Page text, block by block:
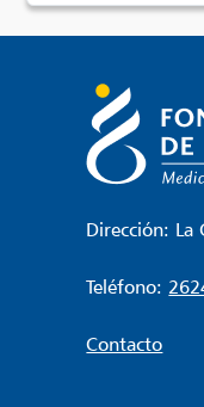
Dirección:
Teléfono:
Contacto